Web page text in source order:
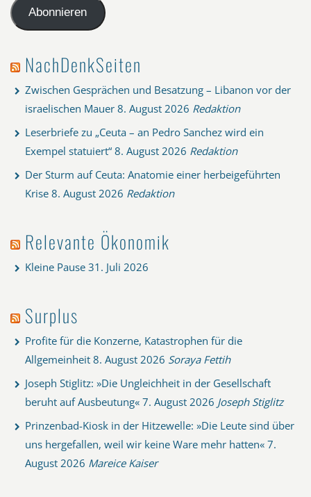
AdresseAbonnieren
NachDenkSeiten
Zwischen Gesprächen und Besatzung – Libanon vor der
israelischen Mauer 8. August 2026 Redaktion
Leserbriefe zu „Ceuta – an Pedro Sanchez wird ein
Exempel statuiert“ 8. August 2026 Redaktion
Der Sturm auf Ceuta: Anatomie einer herbeigeführten
Krise 8. August 2026 Redaktion
Relevante Ökonomik
Kleine Pause 31. Juli 2026
Surplus
Profite für die Konzerne, Katastrophen für die
Allgemeinheit 8. August 2026 Soraya Fettih
Joseph Stiglitz: »Die Ungleichheit in der Gesellschaft
beruht auf Ausbeutung« 7. August 2026 Joseph Stiglitz
Prinzenbad-Kiosk in der Hitzewelle: »Die Leute sind über
uns hergefallen, weil wir keine Ware mehr hatten« 7.
August 2026 Mareice Kaiser